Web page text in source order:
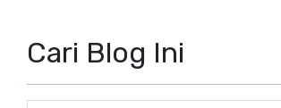
Cari Blog Ini